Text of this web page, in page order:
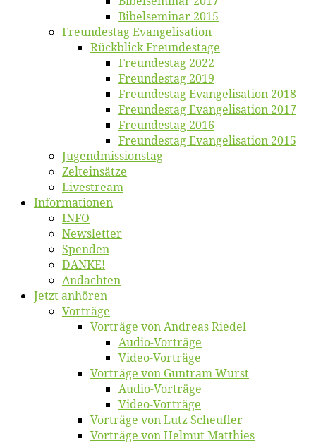
Bibelsemi­nar 2015
Freun­des­tag Evangelisation
Rück­blick Freundestage
Freun­des­tag 2022
Freun­des­tag 2019
Freun­des­tag Evan­ge­li­sa­ti­on 2018
Freun­des­tag Evan­ge­li­sa­ti­on 2017
Freun­des­tag 2016
Freun­des­tag Evan­ge­li­sa­ti­on 2015
Jugend­mis­sions­tag
Zelt­ein­sät­ze
Live­stream
Informatio­nen
INFO
News­let­ter
Spen­den
DANKE!
An­dach­ten
Jetzt an­hö­ren
Vor­trä­ge
Vor­trä­ge von An­dre­as Riedel
Au­dio-Vor­trä­ge
Vi­deo-Vor­trä­ge
Vor­trä­ge von Gun­tram Wurst
Au­dio-Vor­trä­ge
Vi­deo-Vor­trä­ge
Vor­trä­ge von Lutz Scheufler
Vor­trä­ge von Hel­mut Matthies